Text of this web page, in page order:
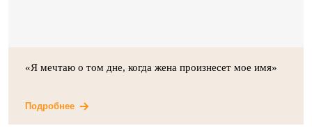
«Я мечтаю о том дне, когда жена произнесет мое имя»
Подробнее